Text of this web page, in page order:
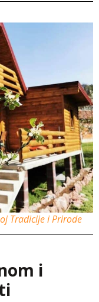
Tradicije i Prirode
i